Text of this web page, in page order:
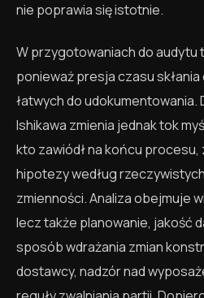
nie poprawia się istotnie.
W przygotowaniach do audytu
ponieważ presja czasu skłania
łatwych do
Ishikawa zmienia jednak tok
kto zawiódł na końcu
hipotezy według
zmienności. Analiza obejmuje
lecz także planowanie, jakość
sposób wdrażania zmian
dostawcy, nadzór nad